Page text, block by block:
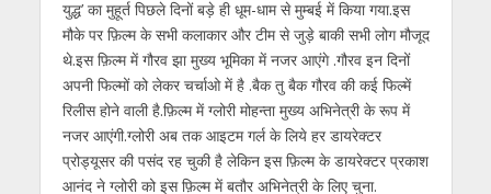
A
p
p
o
o
k
a
m
n
g
er
dI
n
युद्ध’ का मुहूर्त पिछले दिनों बड़े ही धूम-धाम से मुम्बई में किया गया.इस
मौके पर फ़िल्म के सभी कलाकार और टीम से जुड़े बाकी सभी लोग मौजूद
थे.इस फ़िल्म में गौरव झा मुख्य भूमिका में नजर आएंगे .गौरव इन दिनों
अपनी फिल्मों को लेकर चर्चाओ में है .बैक तु बैक गौरव की कई फिल्में
रिलीस होने वाली है.फ़िल्म में ग्लोरी मोहन्ता मुख्य अभिनेत्री के रूप में
नजर आएंगी.ग्लोरी अब तक आइटम गर्ल के लिये हर डायरेक्टर
प्रोड्यूसर की पसंद रह चुकी है लेकिन इस फ़िल्म के डायरेक्टर प्रकाश
आनंद ने ग्लोरी को इस फ़िल्म में बतौर अभिनेत्री के लिए चुना.